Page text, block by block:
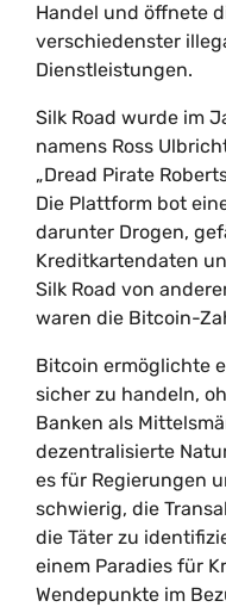
Handel und öffnete
verschiedenster
Dienstleistungen.
Silk Road wurde im
namens Ross
„Dread Pirate
Die Plattform bot
darunter Drogen,
Kreditkartendaten
Silk Road von
waren die Bitcoin-
Bitcoin ermöglichte
sicher zu handeln,
Banken als
dezentralisierte
es für Regierungen
schwierig, die
die Täter zu
einem Paradies für
Wendepunkte im